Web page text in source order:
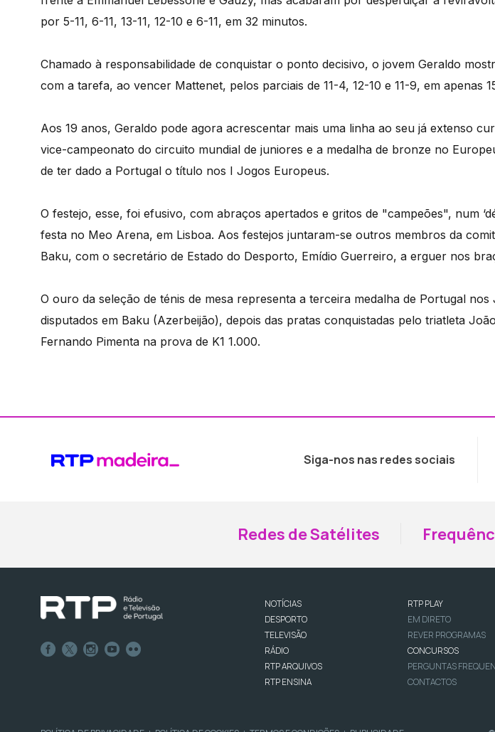
por 5-11, 6-11, 13-11, 12-10 e 6-11, em 32 minutos.
Chamado à responsabilidade de conquistar o ponto decisivo, o jovem Geraldo
com a tarefa, ao vencer Mattenet, pelos parciais de 11-4, 12-10 e 11-9, em apenas
Aos 19 anos, Geraldo pode agora acrescentar mais uma linha ao seu já extenso
vice-campeonato do circuito mundial de juniores e a medalha de bronze no
de ter dado a Portugal o título nos I Jogos Europeus.
O festejo, esse, foi efusivo, com abraços apertados e gritos de "campeões", num
festa no Meo Arena, em Lisboa. Aos festejos juntaram-se outros membros da
Baku, com o secretário de Estado do Desporto, Emídio Guerreiro, a erguer nos
O ouro da seleção de ténis de mesa representa a terceira medalha de Portugal
disputados em Baku (Azerbeijão), depois das pratas conquistadas pelo triatleta
Fernando Pimenta na prova de K1 1.000.
Siga-nos nas redes sociais
Redes de Satélites
NOTÍCIAS
DESPORTO
TELEVISÃO
RÁDIO
RTP ARQUIVOS
RTP ENSINA
RTP PLAY
EM DIRETO
REVER PROGRAMAS
CONCURSOS
PERGUNTAS
CONTACTOS